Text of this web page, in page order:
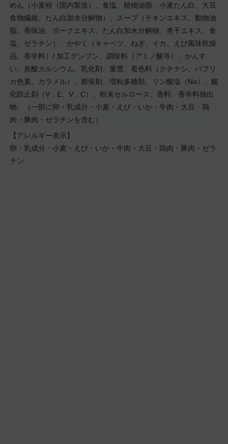
めん（小麦粉（国内製造）、食塩、植物油脂、小麦たん白、大豆
食物繊維、たん白加水分解物）、スープ（チキンエキス、動物油
脂、香味油、ポークエキス、たん白加水分解物、煮干エキス、食
塩、ゼラチン）、かやく（キャベツ、ねぎ、イカ、えび風味乾燥
品、香辛料）/ 加工デンプン、調味料（アミノ酸等）、かんす
い、炭酸カルシウム、乳化剤、重曹、着色料（クチナシ、パプリ
カ色素、カラメル）、膨張剤、増粘多糖類、リン酸塩（Na）、酸
化防止剤（V．E、V．C）、粉末セルロース、香料、香辛料抽出
物、（一部に卵・乳成分・小麦・えび・いか・牛肉・大豆・鶏
肉・豚肉・ゼラチンを含む）
【アレルギー表示】
卵・乳成分・小麦・えび・いか・牛肉・大豆・鶏肉・豚肉・ゼラ
チン